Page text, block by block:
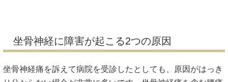
坐骨神経に障害が起こる2つの原因
坐骨神経痛を訴えて病院を受診したとしても、原因がはっき